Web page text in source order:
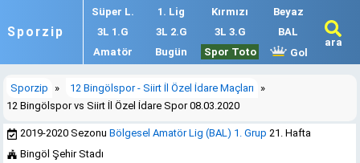
Sporzip
Süper L. 1. Lig Kırmızı
Beyaz
3L 1.G
3L 2.G 3L 3.G
BAL
Amatör
Bugün Spor Toto Gol
ara
Sporzip » 12 Bingölspor - Siirt İl Özel İdare Maçları
»
12 Bingölspor vs Siirt İl Özel İdare Spor 08.03.2020
2019-2020 SezonuBölgesel Amatör Lig (BAL) 1. Grup 21. Hafta
Bingöl Şehir Stadı